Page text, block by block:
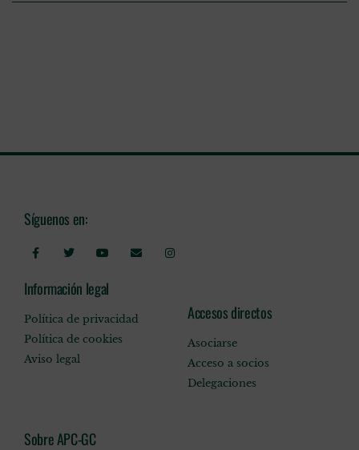
Síguenos en:
Información legal
Política de privacidad
Política de cookies
Aviso legal
Accesos directos
Asociarse
Acceso a socios
Delegaciones
Sobre APC-GC